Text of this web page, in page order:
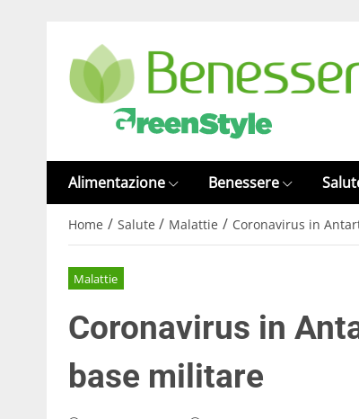
Alimentazione Benessere
Home / Salute / Malattie / Coronavirus in
Malattie
Coronavirus in
base militare